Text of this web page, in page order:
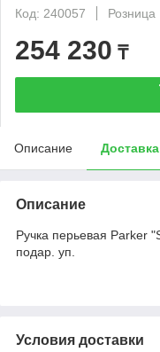
Код: 240057
Розница
254 230 ₸
Описание Доставка
Описание
Ручка перьевая Parker
подар. уп.
Условия доставки